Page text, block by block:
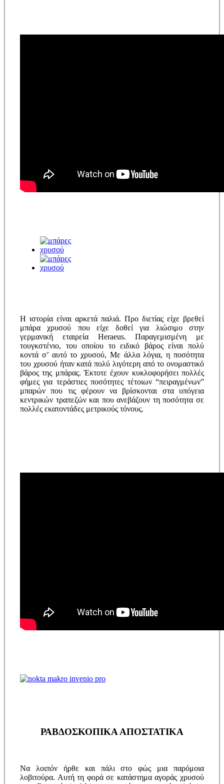
Η ιστορία είναι αρκετά παλιά. Προ διετίας είχε βρεθεί
μπάρα χρυσού που είχε δοθεί για λιώσιμο στην
γερμανική εταιρεία Heraeus. Παραγεμισμένη με
τουγκστένιο, του οποίου το ειδικό βάρος είναι πολύ
κοντά σ’ αυτό το χρυσού, Με άλλα λόγια, η ποσότητα
του χρυσού ήταν κατά πολύ λιγότερη από το ονομαστικό
βάρος της μπάρας. Έκτοτε έχουν κυκλοφορήσει πολλές
φήμες για τεράστιες ποσότητες τέτοιων “πειραγμένων”
μπαρών που τις φέρουν να βρίσκονται στα υπόγεια
κεντρικών τραπεζών και που ανεβάζουν τη ποσότητα σε
πολλές εκατοντάδες μετρικούς τόνους.
ΡΑΒΔΟΣΚΟΠΙΚΑ ΑΠΟΣΤΑΤΙΚΑ
Να λοιπόν ήρθε και πάλι στο φώς μια παρόμοια
λοβιτούρα. Αυτή τη φορά σε κατάστημα αγοράς χρυσού